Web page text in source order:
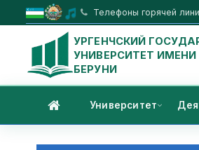
Телефоны горячей
УРГЕНЧСКИЙ
УНИВЕРСИТЕТ
БЕРУНИ
Университет